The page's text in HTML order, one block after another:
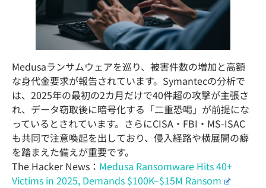
Medusaランサムウェアを巡り、被害件数の増加と高額
な身代金要求が報告されています。Symantecの分析で
は、2025年の最初の2カ月だけで40件超の攻撃が主張さ
れ、データ窃取後に暗号化する「二重恐喝」が前提にな
っているとされています。さらにCISA・FBI・MS-ISAC
も共同で注意喚起を出しており、侵入経路や横展開の癖
を踏まえた備えが重要です。
The Hacker News： Medusa Ransomware Hits 40+
Victims in 2025, Demands $100K–$15M Ransom